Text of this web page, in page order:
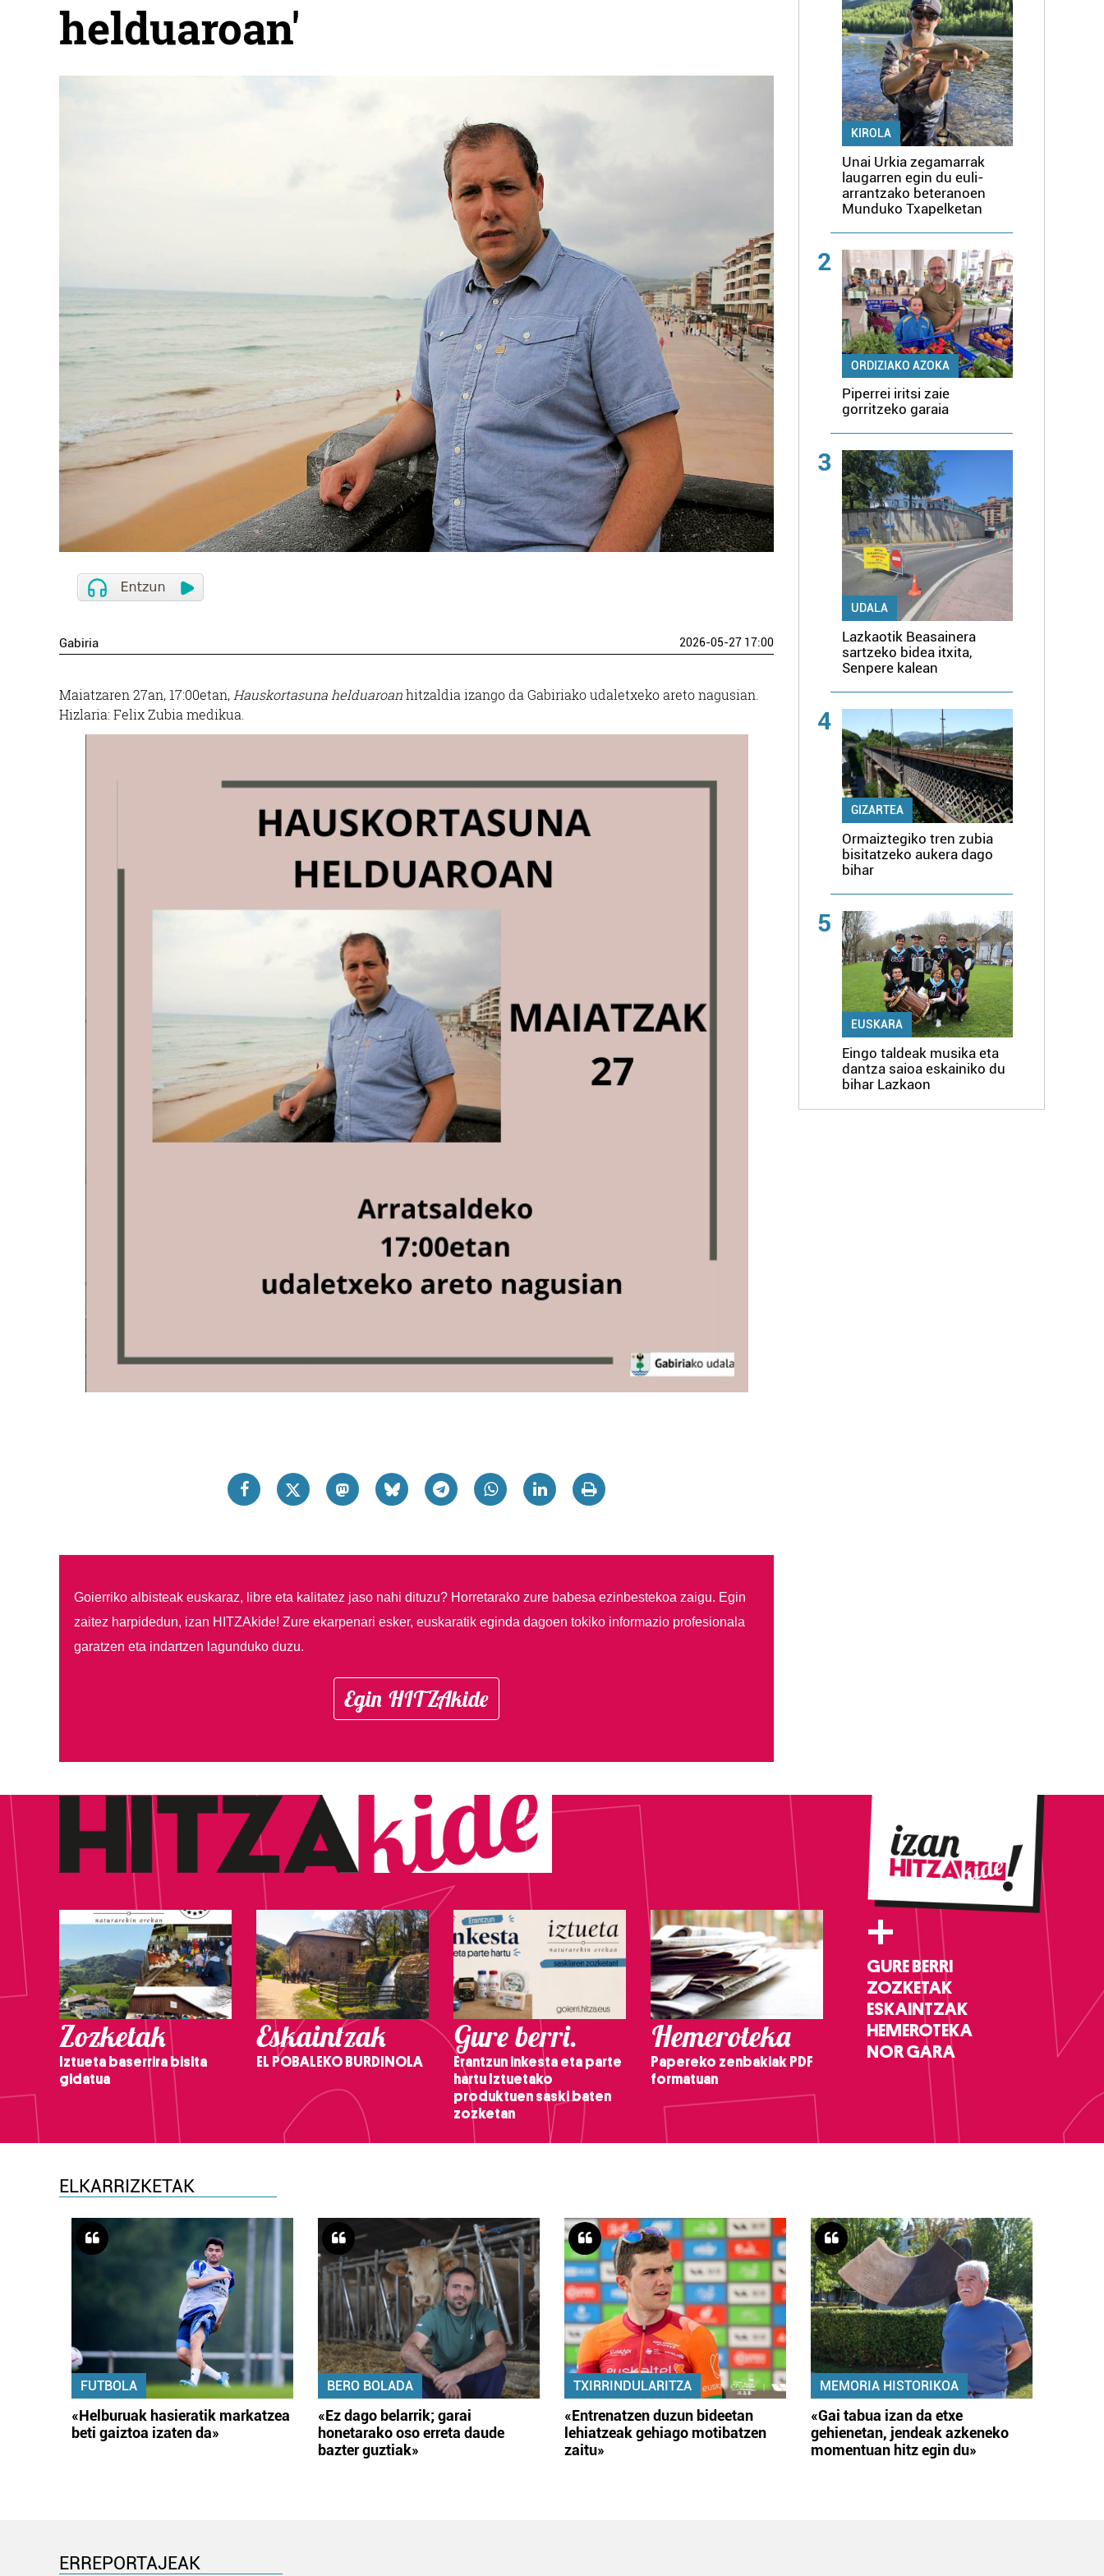
helduaroan'
Gabiria 2026-05-27 17:00
Maiatzaren 27an, 17:00etan, Hauskortasuna helduaroanhitzaldia izango da Gabiriako udaletxeko areto nagusian.
Hizlaria: Felix Zubia medikua.
Goierriko albisteak euskaraz, libre eta kalitatez jaso nahi dituzu? Horretarako zure babesa ezinbestekoa zaigu. Egin
zaitez harpidedun, izan HITZAkide! Zure ekarpenari esker, euskaratik eginda dagoen tokiko informazio profesionala
garatzen eta indartzen lagunduko duzu.
Egin HITZAkide
KIROLA
Unai Urkia zegamarrak
laugarren egin du euli-
arrantzako beteranoen
Munduko Txapelketan
2
ORDIZIAKO AZOKA
Piperrei iritsi zaie
gorritzeko garaia
3
UDALA
Lazkaotik Beasainera
sartzeko bidea itxita,
Senpere kalean
4
GIZARTEA
Ormaiztegiko tren zubia
bisitatzeko aukera dago
bihar
5
EUSKARA
Eingo taldeak musika eta
dantza saioa eskainiko du
bihar Lazkaon
Zozketak
Iztueta baserrira bisita
gidatua
Eskaintzak
EL POBALEKO BURDINOLA
Gure berri.
Erantzun inkesta eta parte
hartu Iztuetako
produktuen saski baten
zozketan
Hemeroteka
Papereko zenbakiak PDF
formatuan
+
GURE BERRI
ZOZKETAK
ESKAINTZAK
HEMEROTEKA
NOR GARA
ELKARRIZKETAK
FUTBOLA
«Helburuak hasieratik markatzea
beti gaiztoa izaten da»
BERO BOLADA
«Ez dago belarrik; garai
honetarako oso erreta daude
bazter guztiak»
TXIRRINDULARITZA
«Entrenatzen duzun bideetan
lehiatzeak gehiago motibatzen
zaitu»
MEMORIA HISTORIKOA
«Gai tabua izan da etxe
gehienetan, jendeak azkeneko
momentuan hitz egin du»
ERREPORTAJEAK